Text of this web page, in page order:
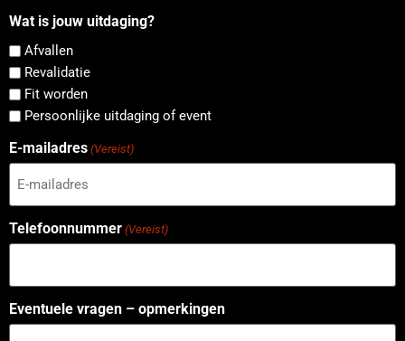
Wat is jouw uitdaging?
Afvallen
Revalidatie
Fit worden
Persoonlijke uitdaging of event
E-mailadres (Vereist)
Telefoonnummer (Vereist)
Eventuele vragen – opmerkingen